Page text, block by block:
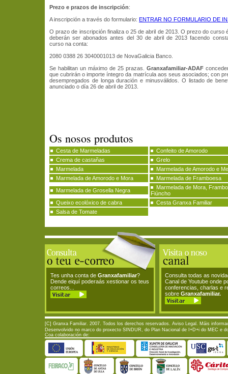
Prezo e prazos de inscripción:
A inscripción a través do formulario: ENTRAR NO FORMULARIO DE
O prazo de inscripción finaliza o 25 de abril de 2013. O prezo do curso
deberán ser abonados antes del 30 de abril de 2013 facendo
curso na conta:
2080 0388 26 3040001013 de NovaGalicia Banco.
Se habilitan un máximo de 25 prazas. Granxafamiliar-ADAF
que cubrirán o importe íntegro da matrícula aos seus asociados; con
desempregados de longa duración e minusválidos. O listado de
anunciado o día 26 de abril de 2013.
Os nosos produtos
Cesta de Marmeladas
Confeito de Amorodo
Crema de castañas
Grelo
Marmelada
Marmelada de Amorodo e
Marmelada de Amorodo e Mora
Marmelada de Framboesa
Marmelada de Grosella Negra
Marmelada de Mora,
Fiúncho
Queixo ecolóxico de cabra
Cesta Granxa Familiar
Salsa de Tomate
Tes unha conta de Granxafamiliar?
Dende eiquí poderaás xestionar os teus
correos...
Consulta todas as
Canal de Youtube onde
conferencias, charlas e
sobre Granxafamiliar.
[C] Granxa Familiar. 2007. Todos los derechos reservados. Aviso Legal . Máis
Desenvolvido no marco do proxecto SINDUR, do Plan Nacional de I+D+i do MEC e
Coa colaboración de: